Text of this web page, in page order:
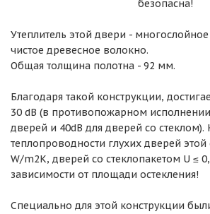
безопасна!
Утеплитель этой двери -
чистое древесное волокно.
Общая толщина полотна - 92 мм.
Благодаря такой конструкции,
30 dB (в противопожарном исполнении
дверей и 40dB для дверей со
теплопроводности глухих дверей этой
W/m2K, дверей со стеклопакетом U ≤
зависимости от площади остекления!
Специально для этой конструкции